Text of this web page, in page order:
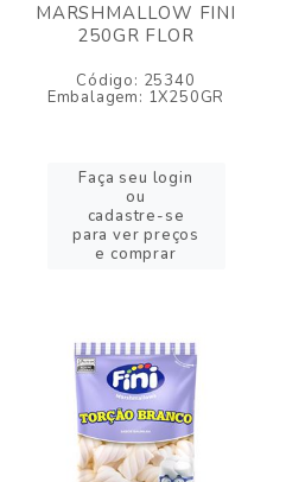
MARSHMALLOW FINI
250GR FLOR
Código: 25340
Embalagem: 1X250GR
Faça seu login
ou
cadastre-se
para ver preços
e comprar